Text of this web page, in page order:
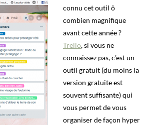
connu cet outil ô
combien magnifique
avant cette année ?
Trello, si vous ne
connaissez pas, c’est un
outil gratuit (du moins la
version gratuite est
souvent suffisante) qui
vous permet de vous
organiser de façon hyper